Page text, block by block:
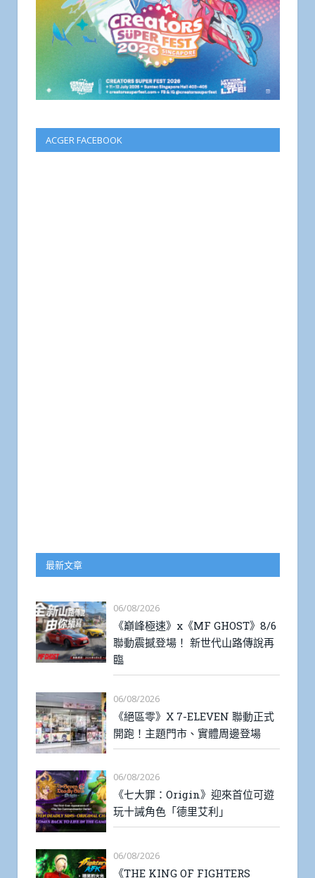
ACGER FACEBOOK
最新文章
06/08/2026
《巔峰極速》x《MF GHOST》8/6
聯動震撼登場！ 新世代山路傳說再
臨
06/08/2026
《絕區零》X 7-ELEVEN 聯動正式
開跑！主題門市、實體周邊登場
06/08/2026
《七大罪：Origin》迎來首位可遊
玩十誡角色「德里艾利」
06/08/2026
《THE KING OF FIGHTERS